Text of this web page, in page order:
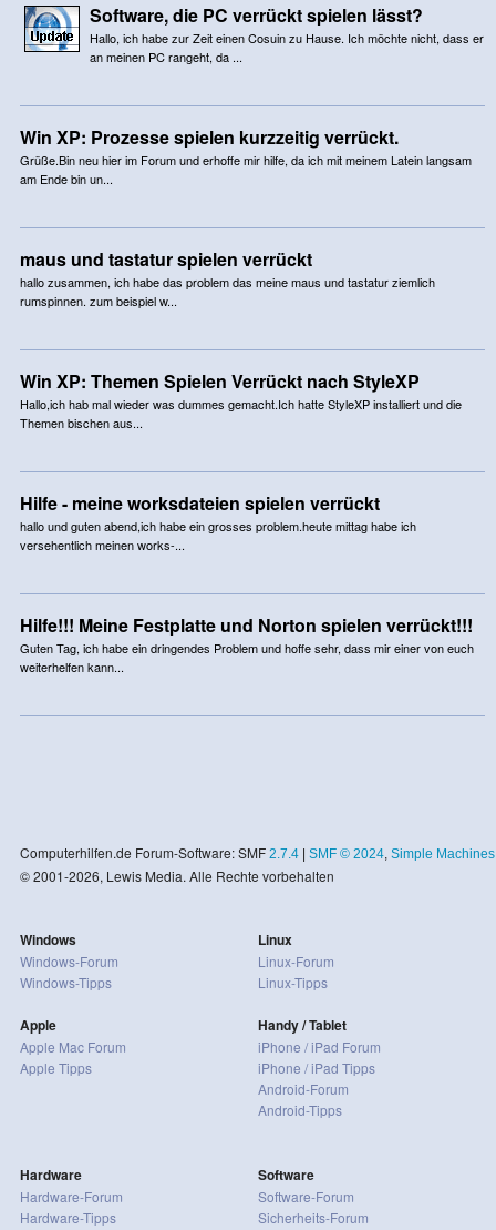
Software, die PC verrückt spielen lässt?
Hallo, ich habe zur Zeit einen Cosuin zu Hause. Ich möchte nicht, dass er
an meinen PC rangeht, da ...
Win XP: Prozesse spielen kurzzeitig verrückt.
Grüße.Bin neu hier im Forum und erhoffe mir hilfe, da ich mit meinem Latein langsam
am Ende bin un...
maus und tastatur spielen verrückt
hallo zusammen, ich habe das problem das meine maus und tastatur ziemlich
rumspinnen. zum beispiel w...
Win XP: Themen Spielen Verrückt nach StyleXP
Hallo,ich hab mal wieder was dummes gemacht.Ich hatte StyleXP installiert und die
Themen bischen aus...
Hilfe - meine worksdateien spielen verrückt
hallo und guten abend,ich habe ein grosses problem.heute mittag habe ich
versehentlich meinen works-...
Hilfe!!! Meine Festplatte und Norton spielen verrückt!!!
Guten Tag, ich habe ein dringendes Problem und hoffe sehr, dass mir einer von euch
weiterhelfen kann...
Computerhilfen.de Forum-Software: SMF 2.7.4| SMF © 2024, Simple Machines
© 2001-2026, Lewis Media. Alle Rechte vorbehalten
Windows
Windows-Forum
Windows-Tipps
Apple
Apple Mac Forum
Apple Tipps
Linux
Linux-Forum
Linux-Tipps
Handy / Tablet
iPhone / iPad Forum
iPhone / iPad Tipps
Android-Forum
Android-Tipps
Hardware
Hardware-Forum
Hardware-Tipps
Software
Software-Forum
Sicherheits-Forum